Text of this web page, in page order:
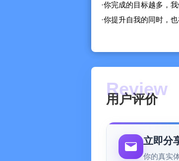
·你完成的目标越多，
·你提升自我的同时，
·字体大小可调节
·附带思维导图，书籍
·听完参加趣味答题，
用户评价
立即分
你的真实